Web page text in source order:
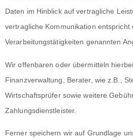
Daten im Hinblick auf vertragliche
vertragliche Kommunikation entspricht
Verarbeitungstätigkeiten genannten
Wir offenbaren oder übermitteln
Finanzverwaltung, Berater, wie z.B.,
Wirtschaftsprüfer sowie weitere
Zahlungsdienstleister.
Ferner speichern wir auf Grundlage